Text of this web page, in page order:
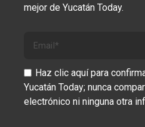
mejor de Yucatán Today.
Haz clic aquí para
Yucatán Today; nunca
electrónico ni ninguna otra